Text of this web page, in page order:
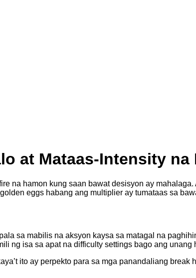
at Mataas‑Intensity
na hamon kung saan bawat desisyon ay
eggs habang ang multiplier ay tumataas sa
sa mabilis na aksyon kaysa sa matagal na
ng isa sa apat na difficulty settings bago ang unang
ito ay perpekto para sa mga panandaliang break